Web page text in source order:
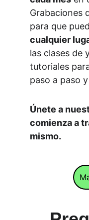
Grabaciones
para que
cualquier
las clases de
tutoriales
paso a paso
Únete a
comienza a
mismo.